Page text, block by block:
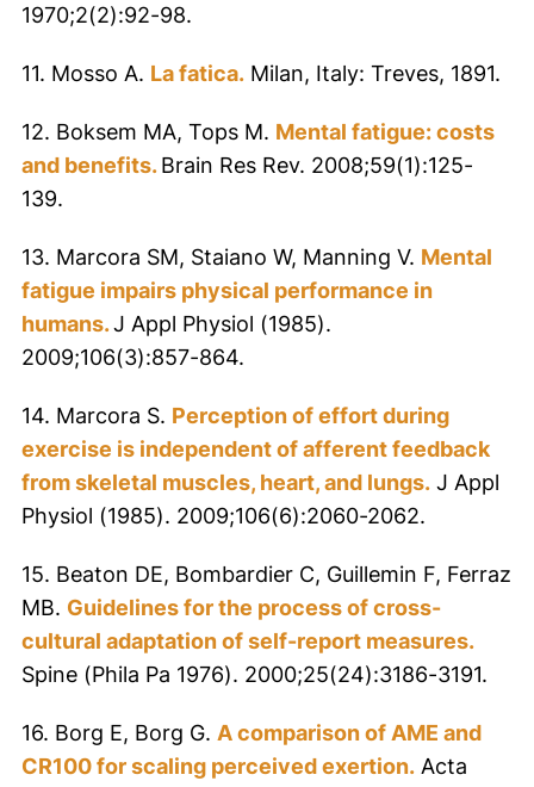
1970;2(2):92-98.
11. Mosso A. La fatica.Milan, Italy: Treves, 1891.
12. Boksem MA, Tops M. Mental fatigue: costs
and benefits. Brain Res Rev. 2008;59(1):125-
139.
13. Marcora SM, Staiano W, Manning V. Mental
fatigue impairs physical performance in
humans. J Appl Physiol (1985).
2009;106(3):857-864.
14. Marcora S. Perception of effort during
exercise is independent of afferent feedback
from skeletal muscles, heart, and lungs.J Appl
Physiol (1985). 2009;106(6):2060-2062.
15. Beaton DE, Bombardier C, Guillemin F, Ferraz
MB. Guidelines for the process of cross-
cultural adaptation of self-report measures.
Spine (Phila Pa 1976). 2000;25(24):3186-3191.
16. Borg E, Borg G. A comparison of AME and
CR100 for scaling perceived exertion.Acta